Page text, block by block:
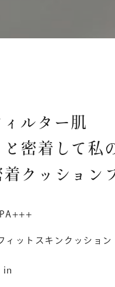
ィルター肌
と密着して私
着クッション
ィットスキンクッション
in